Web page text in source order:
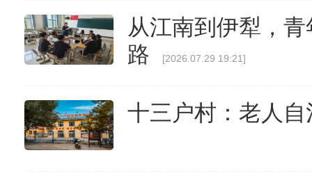
从江南到伊犁，
路
[2026.07.29 19:21]
十三户村：老人